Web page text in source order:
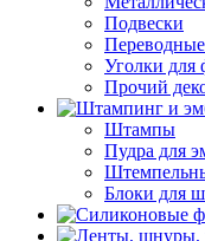
Подвески
Уголки для
Прочий
Штампы
Пудра для
Блоки для